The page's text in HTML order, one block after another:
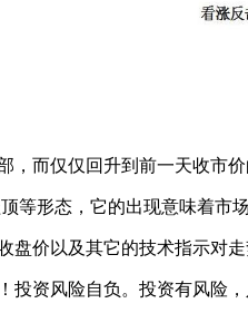
而仅仅回升到前一天收市价
形态，它的出现意味着市
价以及其它的技术指示对走
资风险自负。投资有风险，